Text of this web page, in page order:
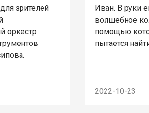
зрителей
оркестр
Иван. В руки
волшебное
помощью
пытается
2022-10-23